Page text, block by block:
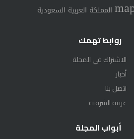
المملكة العربية السعودية
روابط تهمك
الاشتراك في المجلة
أخبار
اتصل بنا
غرفة الشرقية
أبواب المجلة